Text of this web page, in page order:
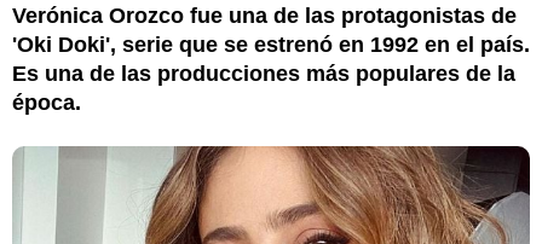
Verónica Orozco fue una de las protagonistas de
'Oki Doki', serie que se estrenó en 1992 en el país.
Es una de las producciones más populares de la
época.